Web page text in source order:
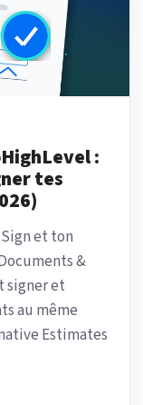
:
tes
et ton
&
signer et
au même
Estimates